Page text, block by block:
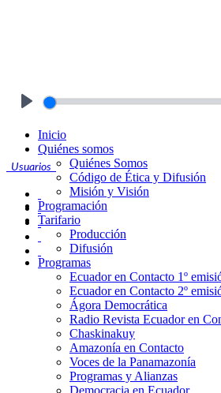
Usuarios
Inicio
Quiénes somos
Quiénes Somos
Código de Ética y Difusión
Misión y Visión
Programación
Tarifario
Producción
Difusión
Programas
Ecuador en Contacto 1º
Ecuador en Contacto 2º
Ágora Democrática
Radio Revista Ecuador en
Chaskinakuy
Amazonía en Contacto
Voces de la Panamazonía
Programas y Alianzas
Democracia en Ecuador